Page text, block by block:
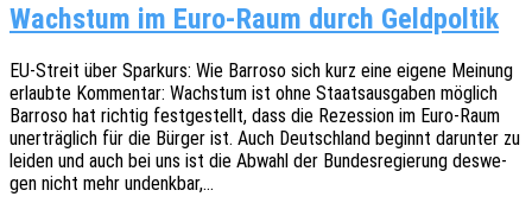
Wachstum im Euro-Raum durch Geldpoltik
EU-Streit über Spar­kurs: Wie Barro­so sich kurz eine eigene Meinung
erlaub­te Kommen­tar: Wachs­tum ist ohne Staats­aus­ga­ben möglich
Barro­so hat rich­tig fest­ge­stellt, dass die Rezes­si­on im Euro-Raum
uner­träg­lich für die Bürger ist. Auch Deutsch­land beginnt darun­ter zu
leiden und auch bei uns ist die Abwahl der Bundes­re­gie­rung deswe­
gen nicht mehr undenkbar,…